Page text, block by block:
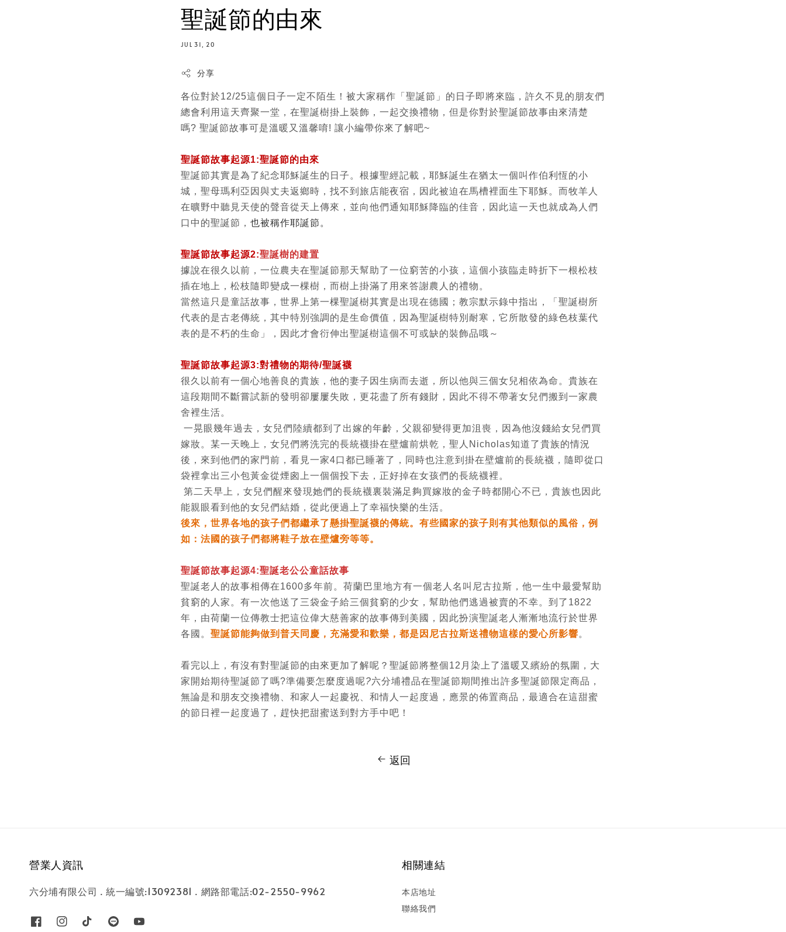
聖誕節的由來
JUL 31, 20
分享
各位對於12/25這個日子一定不陌生！被大家稱作「聖誕節」的日子即將來臨，許久不見的朋友們
總會利用這天齊聚一堂，在聖誕樹掛上裝飾，一起交換禮物，但是你對於聖誕節故事由來清楚
嗎? 聖誕節故事可是溫暖又溫馨唷! 讓小編帶你來了解吧~
聖誕節故事起源1:聖誕節的由來
聖誕節其實是為了紀念耶穌誕生的日子。根據聖經記載，耶穌誕生在猶太一個叫作伯利恆的小
城，聖母瑪利亞因與丈夫返鄉時，找不到旅店能夜宿，因此被迫在馬槽裡面生下耶穌。而牧羊人
在曠野中聽見天使的聲音從天上傳來，並向他們通知耶穌降臨的佳音，因此這一天也就成為人們
口中的聖誕節， 也被稱作耶誕節。
聖誕節故事起源2:聖誕樹的建置
據說在很久以前，一位農夫在聖誕節那天幫助了一位窮苦的小孩，這個小孩臨走時折下一根松枝
插在地上，松枝隨即變成一棵樹，而樹上掛滿了用來答謝農人的禮物。
當然這只是童話故事，世界上第一棵聖誕樹其實是出現在德國；教宗默示錄中指出，「聖誕樹所
代表的是古老傳統，其中特別強調的是生命價值，因為聖誕樹特別耐寒，它所散發的綠色枝葉代
表的是不朽的生命」，因此才會衍伸出聖誕樹這個不可或缺的裝飾品哦～
聖誕節故事起源3:對禮物的期待/聖誕襪
很久以前有一個心地善良的貴族，他的妻子因生病而去逝，所以他與三個女兒相依為命。貴族在
這段期間不斷嘗試新的發明卻屢屢失敗，更花盡了所有錢財，因此不得不帶著女兒們搬到一家農
舍裡生活。
一晃眼幾年過去，女兒們陸續都到了出嫁的年齡，父親卻變得更加沮喪，因為他沒錢給女兒們買
嫁妝。某一天晚上，女兒們將洗完的長統襪掛在壁爐前烘乾，聖人Nicholas知道了貴族的情況
後，來到他們的家門前，看見一家4口都已睡著了，同時也注意到掛在壁爐前的長統襪，隨即從口
袋裡拿出三小包黃金從煙囪上一個個投下去，正好掉在女孩們的長統襪裡。
第二天早上，女兒們醒來發現她們的長統襪裏裝滿足夠買嫁妝的金子時都開心不已，貴族也因此
能親眼看到他的女兒們結婚，從此便過上了幸福快樂的生活。
後來，世界各地的孩子們都繼承了懸掛聖誕襪的傳統。有些國家的孩子則有其他類似的風俗，例
如：法國的孩子們都將鞋子放在壁爐旁等等。
聖誕節故事起源4:聖誕老公公童話故事
聖誕老人的故事相傳在1600多年前。荷蘭巴里地方有一個老人名叫尼古拉斯，他一生中最愛幫助
貧窮的人家。有一次他送了三袋金子給三個貧窮的少女，幫助他們逃過被賣的不幸。到了1822
年，由荷蘭一位傳教士把這位偉大慈善家的故事傳到美國，因此扮演聖誕老人漸漸地流行於世界
各國。 聖誕節能夠做到普天同慶，充滿愛和歡樂，都是因尼古拉斯送禮物這樣的愛心所影響。
看完以上，有沒有對聖誕節的由來更加了解呢？聖誕節將整個 12 月染上了溫暖又繽紛的氛圍，大
家開始期待聖誕節了嗎?準備要怎麼度過呢?六分埔禮品在聖誕節期間推出許多聖誕節限定商品，
無論是和朋友交換禮物、和家人一起慶祝、和情人一起度過，應景的佈置商品，最適合在這甜蜜
的節日裡一起度過了，趕快把甜蜜送到對方手中吧！
返回
營業人資訊
六分埔有限公司 . 統一編號:13092381 . 網路部電話:02-2550-9962
相關連結
本店地址
聯絡我們